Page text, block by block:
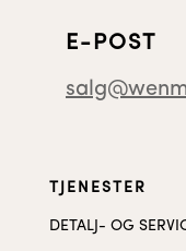
E-POST
TJENESTER
DETALJ- OG